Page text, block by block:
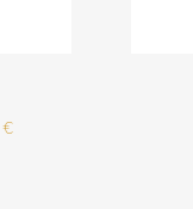
€Plage